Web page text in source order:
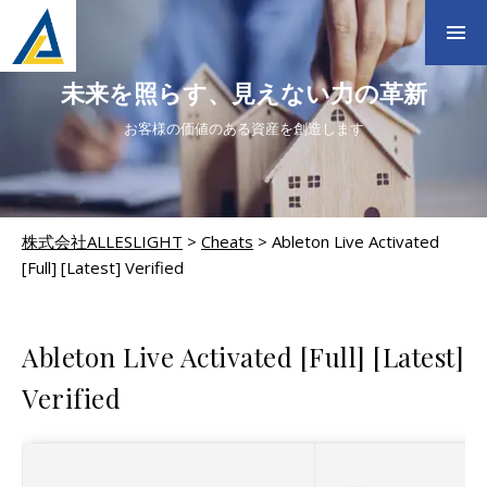
未来を照らす、見えない力の革新
お客様の価値のある資産を創造します
株式会社ALLESLIGHT > Cheats > Ableton Live Activated
[Full] [Latest] Verified
Ableton Live Activated [Full] [Latest]
Verified